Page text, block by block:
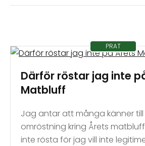
PRAT
Därför röstar jag inte
Matbluff
Jag antar att många känner till
omröstning kring Årets
inte rösta för jag vill inte